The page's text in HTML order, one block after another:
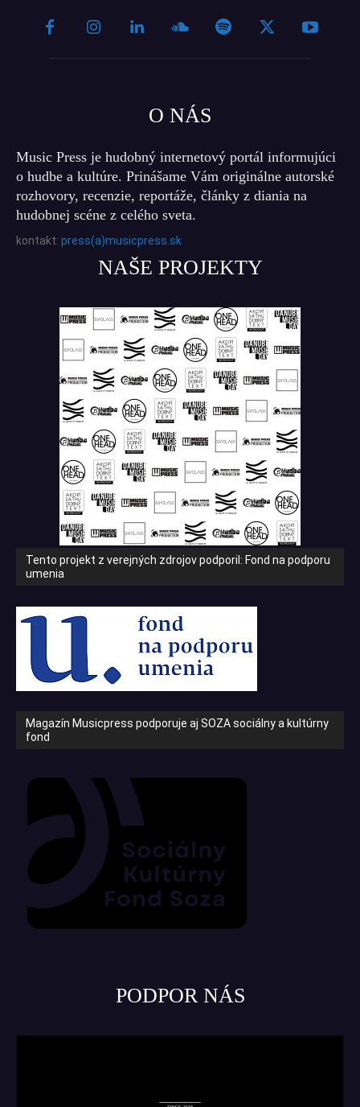
O NÁS
Music Press je hudobný internetový portál informujúci
o hudbe a kultúre. Prinášame Vám originálne autorské
rozhovory, recenzie, reportáže, články z diania na
hudobnej scéne z celého sveta.
kontakt: press(a)musicpress.sk
NAŠE PROJEKTY
Tento projekt z verejných zdrojov podporil: Fond na podporu
umenia
Magazín Musicpress podporuje aj SOZA sociálny a kultúrny
fond
PODPOR NÁS